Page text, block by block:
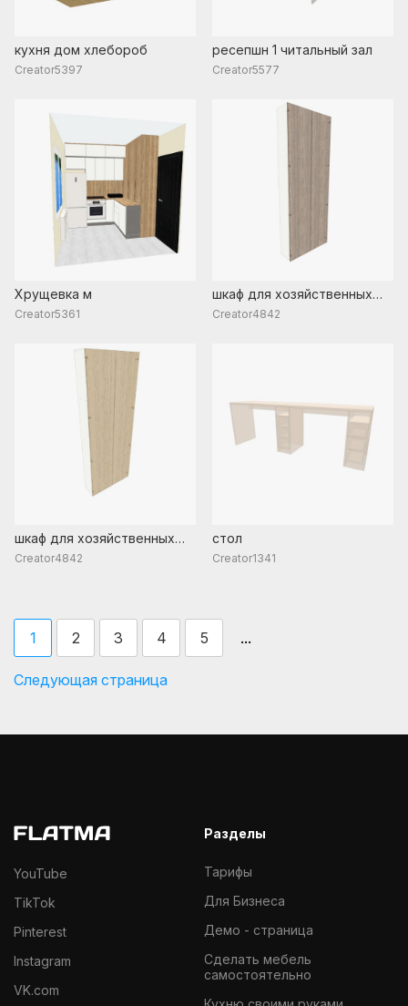
кухня дом хлебороб
Creator5397
ресепшн 1 читальный зал
Creator5577
Хрущевка м
Creator5361
шкаф для хозяйственных
вещей 2
Creator4842
шкаф для хозяйственных
вещей 1
Creator4842
стол
Creator1341
1 2 3 4 5 ...
Следующая страница
YouTube
TikTok
Pinterest
Instagram
VK.com
Разделы
Тарифы
Для Бизнеса
Демо - страница
Cделать мебель
самостоятельно